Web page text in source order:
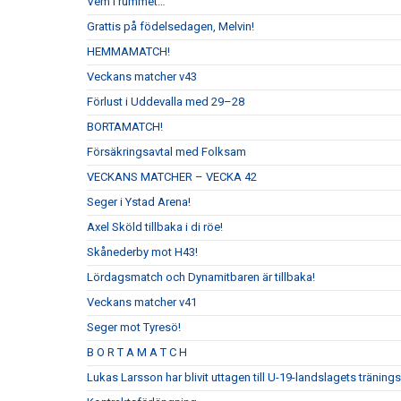
Grattis på födelsedagen, Melvin!
HEMMAMATCH!
Veckans matcher v43
Förlust i Uddevalla med 29–28
BORTAMATCH!
Försäkringsavtal med Folksam
VECKANS MATCHER – VECKA 42
Seger i Ystad Arena!
Axel Sköld tillbaka i di röe!
Skånederby mot H43!
Lördagsmatch och Dynamitbaren är tillbaka!
Veckans matcher v41
Seger mot Tyresö!
B O R T A M A T C H
Lukas Larsson har blivit uttagen till U-19-landslagets